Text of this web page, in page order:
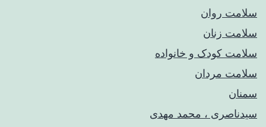
سلامت روان
سلامت زنان
سلامت کودک‌ و خانواده
سلامت مردان
سمنان
سیدناصری ، محمد مهدی